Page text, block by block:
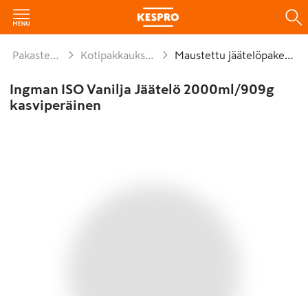
Pakasteet Kotipakkaukset Maustettu jäätelöpaketti
Ingman ISO Vanilja Jäätelö 2000ml/909g
kasviperäinen